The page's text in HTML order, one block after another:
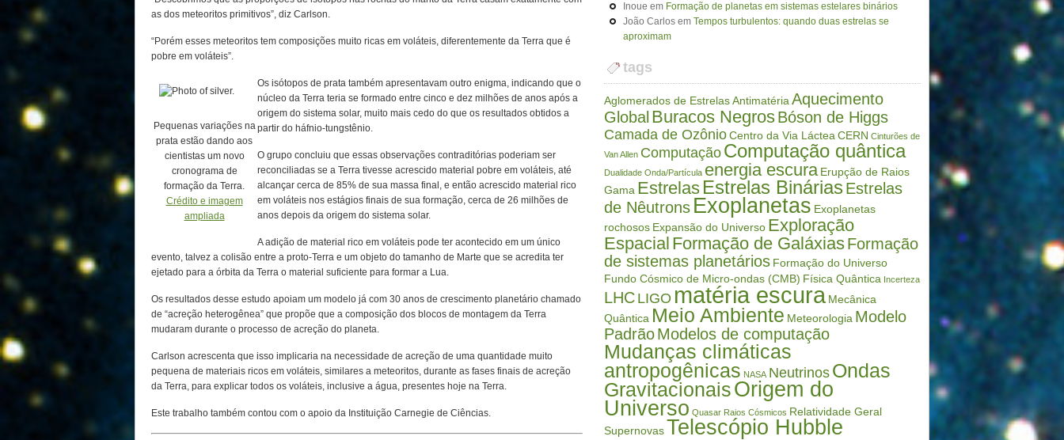
as dos meteoritos primitivos”, diz Carlson.
“Porém esses meteoritos tem composições muito ricas em voláteis, diferentemente da Terra que é
pobre em voláteis”.
Pequenas variações na
prata estão dando aos
cientistas um novo
cronograma de
formação da Terra.
Crédito e imagem
ampliada
Os isótopos de prata também apresentavam outro enigma, indicando que o
núcleo da Terra teria se formado entre cinco e dez milhões de anos após a
origem do sistema solar, muito mais cedo do que os resultados obtidos a
partir do háfnio-tungstênio.
O grupo concluiu que essas observações contraditórias poderiam ser
reconciliadas se a Terra tivesse acrescido material pobre em voláteis, até
alcançar cerca de 85% de sua massa final, e então acrescido material rico
em voláteis nos estágios finais de sua formação, cerca de 26 milhões de
anos depois da origem do sistema solar.
A adição de material rico em voláteis pode ter acontecido em um único
evento, talvez a colisão entre a proto-Terra e um objeto do tamanho de Marte que se acredita ter
ejetado para a órbita da Terra o material suficiente para formar a Lua.
Os resultados desse estudo apoiam um modelo já com 30 anos de crescimento planetário chamado
de “acreção heterogênea” que propõe que a composição dos blocos de montagem da Terra
mudaram durante o processo de acreção do planeta.
Carlson acrescenta que isso implicaria na necessidade de acreção de uma quantidade muito
pequena de materiais ricos em voláteis, similares a meteoritos, durante as fases finais de acreção
da Terra, para explicar todos os voláteis, inclusive a água, presentes hoje na Terra.
Este trabalho também contou com o apoio da Instituição Carnegie de Ciências.
Inoue em Formação de planetas em sistemas estelares binários
João Carlos em Tempos turbulentos: quando duas estrelas se
aproximam
tags
Aglomerados de EstrelasAntimatéria Aquecimento
Global Buracos NegrosBóson de Higgs
Camada de OzônioCentro da Via Láctea CERN Cinturões de
Van Allen Computação Computação quântica
Dualidade Onda/Partícula energia escura Erupção de Raios
Gama Estrelas Estrelas Binárias Estrelas
de Nêutrons Exoplanetas Exoplanetas
rochosos Expansão do Universo Exploração
Espacial Formação de GaláxiasFormação
de sistemas planetários Formação do Universo
Fundo Cósmico de Micro-ondas (CMB) Física Quântica Incerteza
LHC LIGO matéria escura Mecânica
Quântica Meio Ambiente Meteorologia Modelo
PadrãoModelos de computação
Mudanças climáticas
antropogênicas NASA Neutrinos Ondas
GravitacionaisOrigem do
Universo Quasar Raios Cósmicos Relatividade Geral
SupernovasTelescópio Hubble